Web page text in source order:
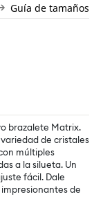
Guía de tamaños
brazalete Matrix.
de cristales
múltiples
a la silueta. Un
fácil. Dale
de